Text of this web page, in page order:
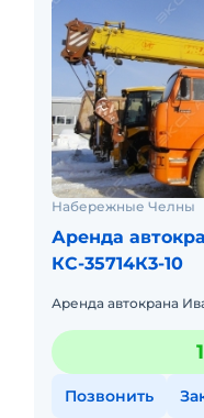
Набережные Челны
Аренда
КС-35714К3-10
Аренда автокрана
Позвонить